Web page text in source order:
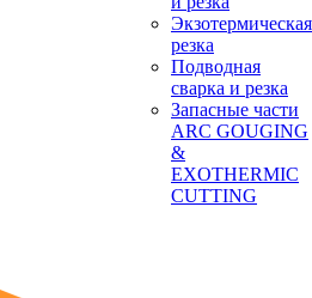
Экзотермическая
резка
Подводная
сварка и резка
Запасные части
ARC GOUGING
&
EXOTHERMIC
CUTTING